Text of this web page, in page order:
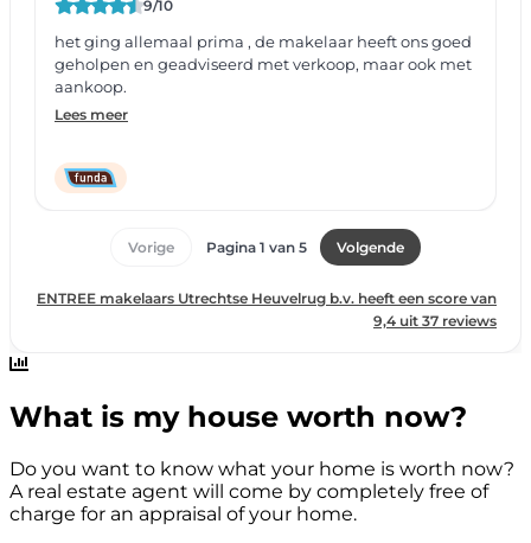
What is my house worth now?
Do you want to know what your home is worth now?
A real estate agent will come by completely free of
charge for an appraisal of your home.